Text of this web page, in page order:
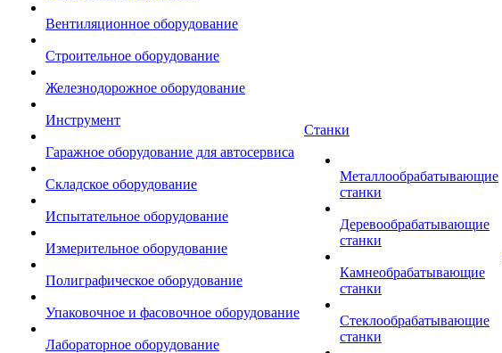
Вентиляционное оборудование
Строительное оборудование
Железнодорожное оборудование
Инструмент
Гаражное оборудование для автосервиса
Складское оборудование
Испытательное оборудование
Измерительное оборудование
Полиграфическое оборудование
Упаковочное и фасовочное оборудование
Лабораторное оборудование
Станки
Металлообрабатывающие
станки
Деревообрабатывающие
станки
Камнеобрабатывающие
станки
Стеклообрабатывающие
станки